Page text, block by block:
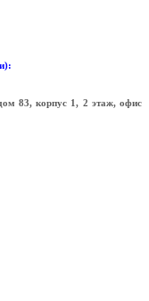
83, корпус 1, 2 этаж, офис